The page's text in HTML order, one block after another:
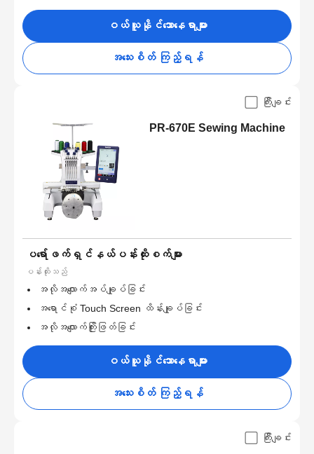
ဝယ်ယူနိုင်သောနေရာများ
အသေးစိတ် ကြည့်ရန်
ကြီးချင်း
PR-670E Sewing Machine
ပရော်ဖက်ရှင်နယ်ပန်းထိုးစက်များ
ပန်းထိုးသည်
အလိုအလျောက်အပ်ချုပ်ခြင်း
အရောင်စုံ Touch Screen ထိန်းချုပ်ခြင်း
အလိုအလျောက်ကြိုးဖြတ်ခြင်း
ဝယ်ယူနိုင်သောနေရာများ
အသေးစိတ် ကြည့်ရန်
ကြီးချင်း